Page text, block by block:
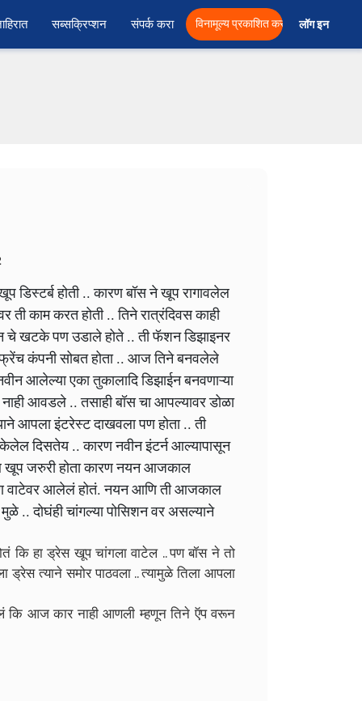
सब्सक्रिप्शन संपर्क करा विनामूल्य प्रकाशित करा लॉग इन
होती .. कारण बॉस ने खूप रागावलेल
ती काम करत होती .. तिने रात्रंदिवस काही
चे खटके पण उडाले होते .. ती फॅशन डिझाइनर
कंपनी सोबत होता .. आज तिने बनवलेले
आलेल्या एका तुकालादि डिझाईन बनवणाऱ्या
नाही आवडले .. तसाही बॉस चा आपल्यावर डोळा
आपला इंटरेस्ट दाखवला पण होता .. ती
केलेल दिसतेय .. कारण नवीन इंटर्न आल्यापासून
खूप जरुरी होता कारण नयन आजकाल
वाटेवर आलेलं होतं. नयन आणि ती आजकाल
.. दोघंही चांगल्या पोसिशन वर असल्याने
कि हा ड्रेस खूप चांगला वाटेल .. पण बॉस ने तो
ड्रेस त्याने समोर पाठवला .. त्यामुळे तिला आपला
कि आज कार नाही आणली म्हणून तिने ऍप वरून